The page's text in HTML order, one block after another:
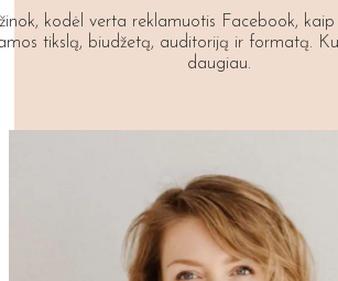
kodėl verta reklamuotis Facebook,
tikslą, biudžetą, auditoriją ir formatą.
daugiau.